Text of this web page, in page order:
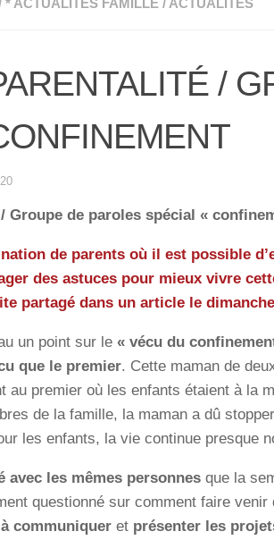
* ACTUALITÉS FAMILLE / ACTUALITÉS
/
/ Groupe de paroles spécial «
de parents où il est possible
des astuces pour mieux vivre
partagé dans un article le
un point sur le « vécu du
que le premier. Cette maman de
au premier où les enfants étaient à la
de la famille, la maman a dû
les enfants, la vie continue presque
avec les mêmes personnes que la
questionné sur comment faire
communiquer et présenter les